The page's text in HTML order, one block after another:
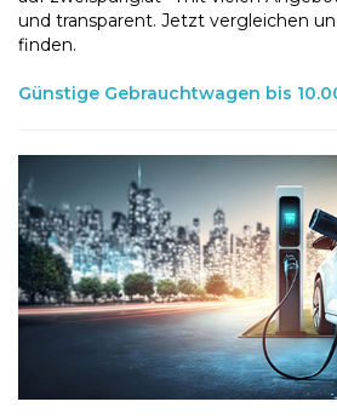
und transparent. Jetzt vergleichen
finden.
Günstige Gebrauchtwagen bis